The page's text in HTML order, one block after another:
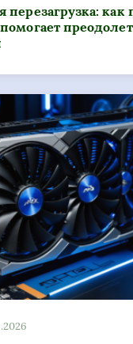
перезагрузка: